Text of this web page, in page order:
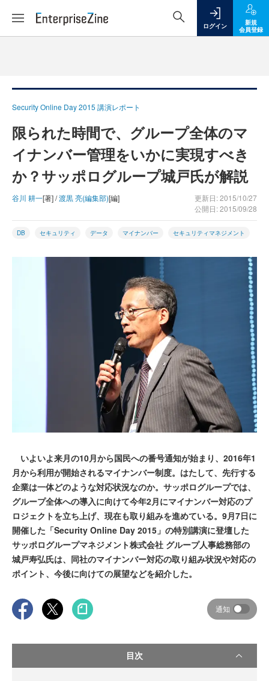
ログイン
新規
会員登録
Security Online Day 2015 講演レポート
限られた時間で、グループ全体のマ
イナンバー管理をいかに実現すべき
か？サッポログループ城戸氏が解説
谷川 耕一[著] /渡黒 亮(編集部)[編]
更新日: 2015/10/27
公開日: 2015/09/28
DB セキュリティ データ マイナンバー セキュリティマネジメント
いよいよ来月の10月から国民への番号通知が始まり、2016年1
月から利用が開始されるマイナンバー制度。はたして、先行する
企業は一体どのような対応状況なのか。サッポログループでは、
グループ全体への導入に向けて今年2月にマイナンバー対応のプ
ロジェクトを立ち上げ、現在も取り組みを進めている。9月7日に
開催した「Security Online Day 2015」の特別講演に登壇した
サッポログループマネジメント株式会社 グループ人事総務部の
城戸寿弘氏は、同社のマイナンバー対応の取り組み状況や対応の
ポイント、今後に向けての展望などを紹介した。
通知
目次